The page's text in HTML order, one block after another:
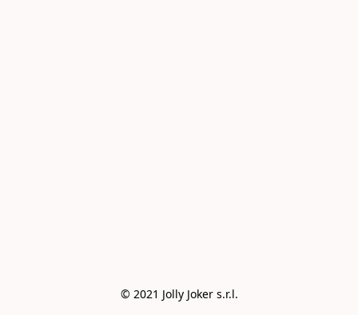
© 2021 Jolly Joker s.r.l.